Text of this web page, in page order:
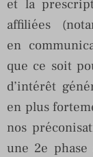
et la
affiliées
en
que ce soit
d’intérêt
en plus
nos
une 2e phase